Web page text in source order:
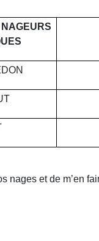
nages et de m’en